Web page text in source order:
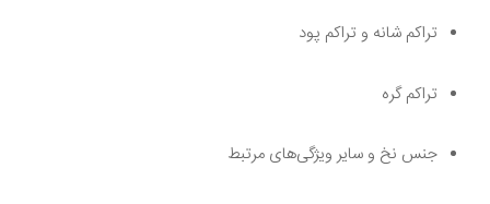
تراکم شانه و تراکم پود
تراکم گره
جنس نخ و سایر ویژگی‌های مرتبط